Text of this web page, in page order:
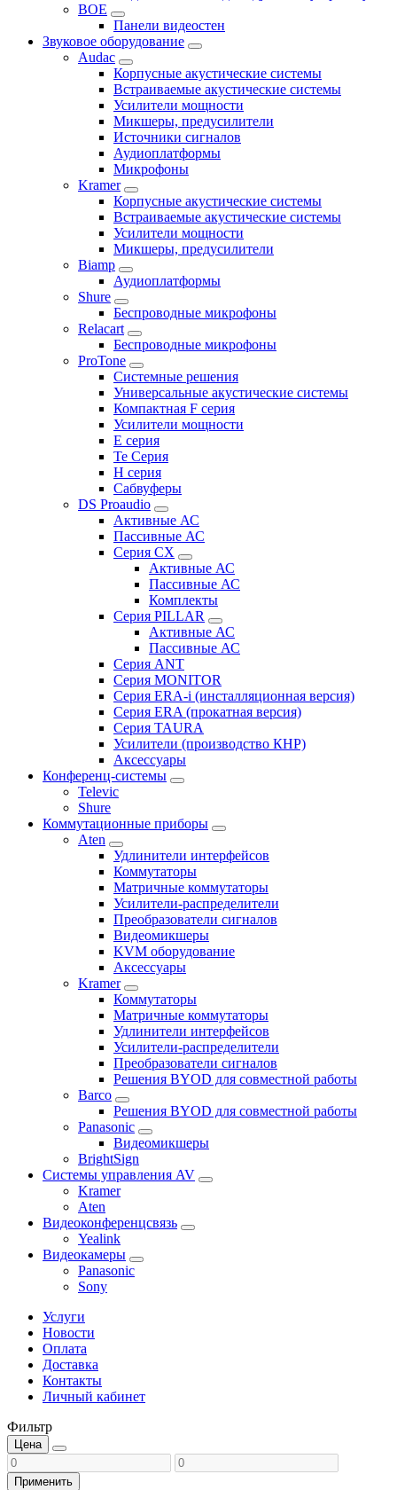
BOE
Панели видеостен
Звуковое оборудование
Audac
Корпусные акустические системы
Встраиваемые акустические системы
Усилители мощности
Микшеры, предусилители
Источники сигналов
Аудиоплатформы
Микрофоны
Kramer
Корпусные акустические системы
Встраиваемые акустические системы
Усилители мощности
Микшеры, предусилители
Biamp
Аудиоплатформы
Shure
Беспроводные микрофоны
Relacart
Беспроводные микрофоны
ProTone
Системные решения
Универсальные акустические системы
Компактная F серия
Усилители мощности
E серия
Te Серия
H серия
Сабвуферы
DS Proaudio
Активные АС
Пассивные АС
Серия CX
Активные АС
Пассивные АС
Комплекты
Серия PILLAR
Активные АС
Пассивные АС
Серия ANT
Серия MONITOR
Серия ERA-i (инсталляционная версия)
Серия ERA (прокатная версия)
Серия TAURA
Усилители (производство КНР)
Аксессуары
Конференц-системы
Televic
Shure
Коммутационные приборы
Aten
Удлинители интерфейсов
Коммутаторы
Матричные коммутаторы
Усилители-распределители
Преобразователи сигналов
Видеомикшеры
KVM оборудование
Аксессуары
Kramer
Коммутаторы
Матричные коммутаторы
Удлинители интерфейсов
Усилители-распределители
Преобразователи сигналов
Решения BYOD для совместной работы
Barco
Решения BYOD для совместной работы
Panasonic
Видеомикшеры
BrightSign
Системы управления AV
Kramer
Aten
Видеоконференцсвязь
Yealink
Видеокамеры
Panasonic
Sony
Услуги
Новости
Оплата
Доставка
Контакты
Личный кабинет
Фильтр
Цена
Применить